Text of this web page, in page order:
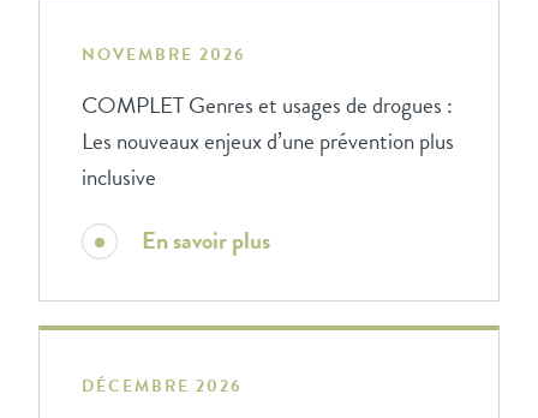
NOVEMBRE 2026
COMPLET Genres et usages de drogues :
Les nouveaux enjeux d’une prévention plus
inclusive
En savoir plus
DÉCEMBRE 2026